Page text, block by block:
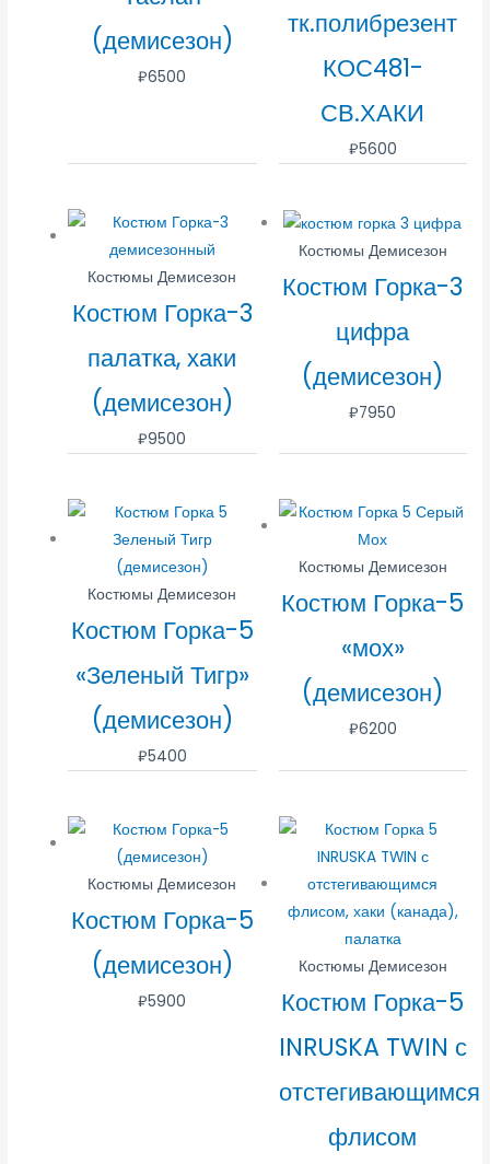
(демисезон)
₽6500
тк.полибрезент
КОС481-
СВ.ХАКИ
₽5600
Костюмы Демисезон
Костюм Горка-3
палатка, хаки
(демисезон)
₽9500
Костюмы Демисезон
Костюм Горка-3
цифра
(демисезон)
₽7950
Костюмы Демисезон
Костюм Горка-5
«Зеленый Тигр»
(демисезон)
₽5400
Костюмы Демисезон
Костюм Горка-5
«мох»
(демисезон)
₽6200
Костюмы Демисезон
Костюм Горка-5
(демисезон)
₽5900
Костюмы Демисезон
Костюм Горка-5
INRUSKA TWIN с
отстегивающимся
флисом